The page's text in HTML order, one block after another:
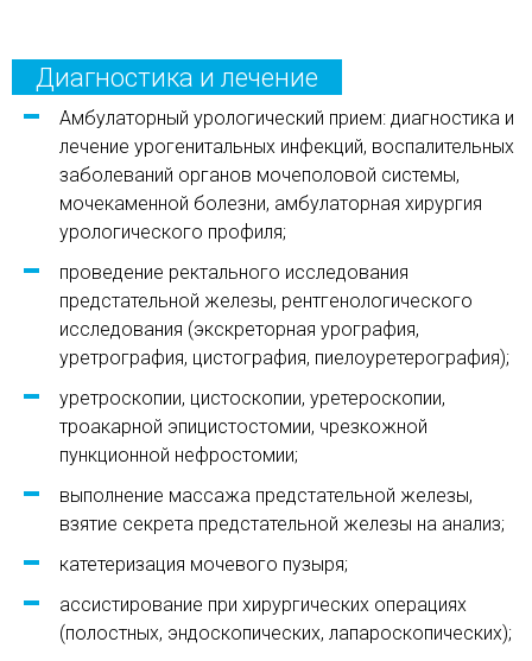
Диагностика и лечение
Амбулаторный урологический прием: диагностика и
лечение урогенитальных инфекций, воспалительных
заболеваний органов мочеполовой системы,
мочекаменной болезни, амбулаторная хирургия
урологического профиля;
проведение ректального исследования
предстательной железы, рентгенологического
исследования (экскреторная урография,
уретрография, цистография, пиелоуретерография);
уретроскопии, цистоскопии, уретероскопии,
троакарной эпицистостомии, чрезкожной
пункционной нефростомии;
выполнение массажа предстательной железы,
взятие секрета предстательной железы на анализ;
катетеризация мочевого пузыря;
ассистирование при хирургических операциях
(полостных, эндоскопических, лапароскопических);